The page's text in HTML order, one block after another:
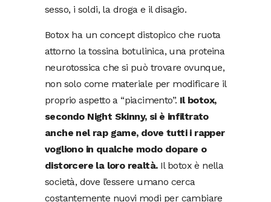
sesso, i soldi, la droga e il disagio.
Botox ha un concept distopico che ruota
attorno la tossina botulinica, una proteina
neurotossica che si può trovare ovunque,
non solo come materiale per modificare il
proprio aspetto a “piacimento”. Il botox,
secondo Night Skinny, si è infiltrato
anche nel rap game, dove tutti i rapper
vogliono in qualche modo dopare o
distorcere la loro realtà. Il botox è nella
società, dove l’essere umano cerca
costantemente nuovi modi per cambiare